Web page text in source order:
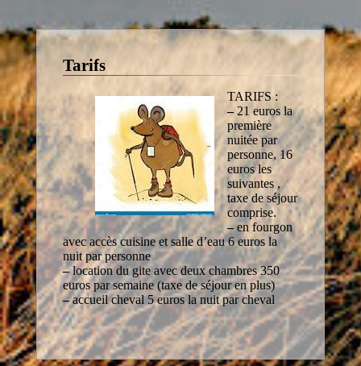
Tarifs
TARIFS :
–21 euros la
première
nuitée par
personne, 16
euros les
suivantes ,
taxe de séjour
comprise.
–en fourgon
avec accès cuisine et salle d’eau 6 euros la
nuit par personne
–location du gite avec deux chambres 350
euros par semaine (taxe de séjour en plus)
–accueil cheval 5 euros la nuit par cheval